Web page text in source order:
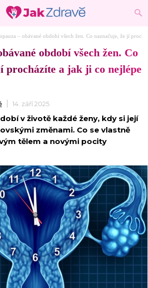
– obávané období všech žen. Co naznačuje, že jí
období všech žen. Co
procházíte a jak ji co nejlépe
14. září 2025
v životě každé ženy, kdy si její
změnami. Co se vlastně
tělem a novými pocity